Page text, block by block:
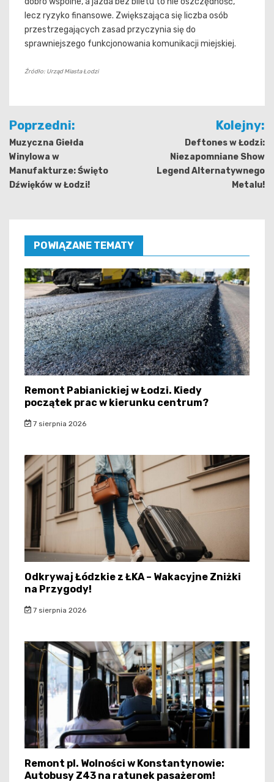
lecz ryzyko finansowe. Zwiększająca się liczba osób
przestrzegających zasad przyczynia się do
sprawniejszego funkcjonowania komunikacji miejskiej.
Źródło: Urząd Miasta Łodzi
Nawigacja
wpisu
Poprzedni:
Muzyczna Giełda
Winylowa w
Manufakturze: Święto
Dźwięków w Łodzi!
Kolejny:
Deftones w Łodzi:
Niezapomniane Show
Legend Alternatywnego
Metalu!
POWIĄZANE TEMATY
Remont Pabianickiej w Łodzi. Kiedy
początek prac w kierunku centrum?
7 sierpnia 2026
Odkrywaj Łódzkie z ŁKA – Wakacyjne Zniżki
na Przygody!
7 sierpnia 2026
Remont pl. Wolności w Konstantynowie:
Autobusy Z43 na ratunek pasażerom!